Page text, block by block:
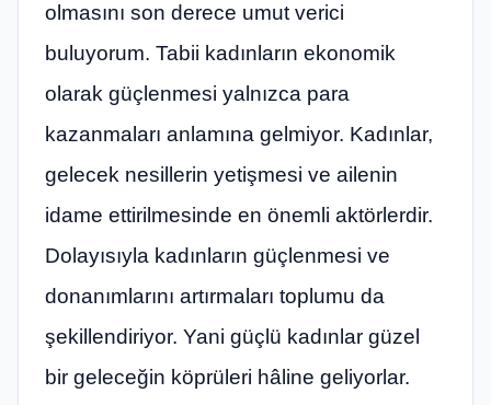
olmasını son derece umut verici
buluyorum. Tabii kadınların ekonomik
olarak güçlenmesi yalnızca para
kazanmaları anlamına gelmiyor. Kadınlar,
gelecek nesillerin yetişmesi ve ailenin
idame ettirilmesinde en önemli aktörlerdir.
Dolayısıyla kadınların güçlenmesi ve
donanımlarını artırmaları toplumu da
şekillendiriyor. Yani güçlü kadınlar güzel
bir geleceğin köprüleri hâline geliyorlar.